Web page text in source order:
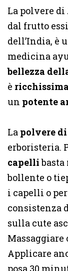
La polvere di
dal frutto
dell’India, è
medicina
bellezza
è
un potente
La polvere
erboristeria.
capellibasta
bollente o
i capelli o
consistenza
sulla cute
Applicare
posa 30